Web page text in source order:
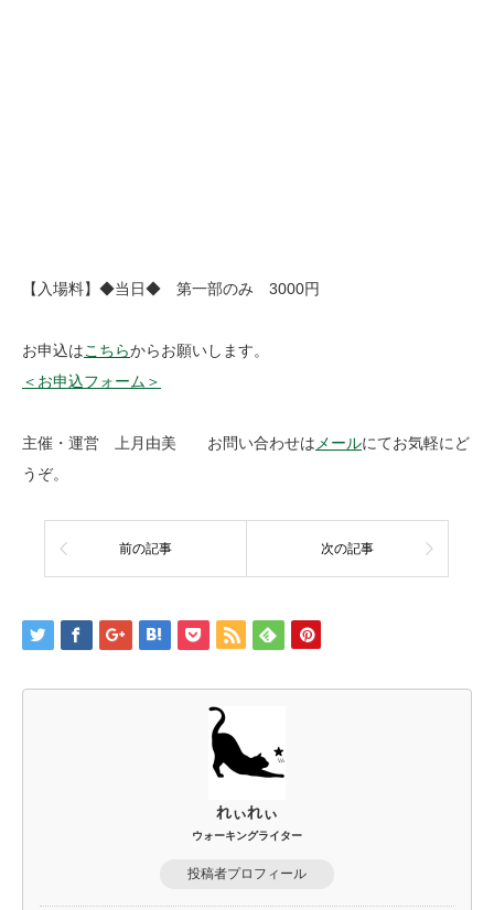
【入場料】◆当日◆ 第一部のみ 3000円
お申込はこちらからお願いします。
＜お申込フォーム＞
主催・運営 上月由美 お問い合わせは メールにてお気軽にど
うぞ。
前の記事 次の記事
れぃれぃ
ウォーキングライター
投稿者プロフィール